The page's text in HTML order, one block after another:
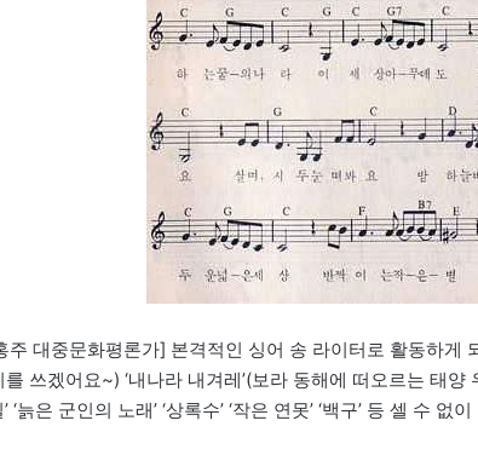
주 대중문화평론가] 본격적인 싱어 송 라이터로 활동하게
를 쓰겠어요~) ‘내나라 내겨레’(보라 동해에 떠오르는 태양
‘늙은 군인의 노래’ ‘상록수’ ‘작은 연못’ ‘백구’ 등 셀 수 없